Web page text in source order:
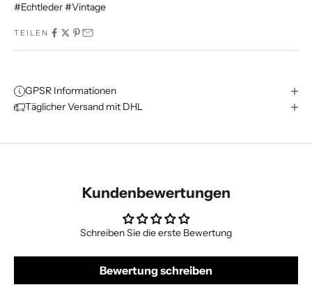
#Echtleder #Vintage
TEILEN
GPSR Informationen
Täglicher Versand mit DHL
Kundenbewertungen
Schreiben Sie die erste Bewertung
Bewertung schreiben